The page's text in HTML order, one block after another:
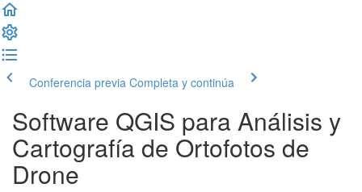
Conferencia previa Completa y continúa
Software QGIS para Análisis y
Cartografía de Ortofotos de
Drone